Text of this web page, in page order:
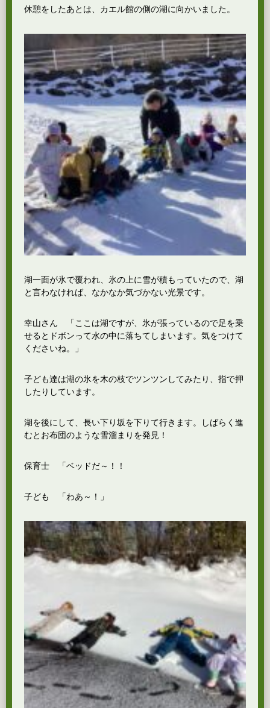
休憩をしたあとは、カエル館の側の湖に向かいました。
湖一面が氷で覆われ、氷の上に雪が積もっていたので、湖
と言わなければ、なかなか気づかない光景です。
幸山さん 「ここは湖ですが、氷が張っているので足を乗
せるとドボンって水の中に落ちてしまいます。気をつけて
くださいね。」
子ども達は湖の氷を木の枝でツンツンしてみたり、指で押
したりしています。
湖を後にして、長い下り坂を下りて行きます。しばらく進
むとお布団のような雪溜まりを発見！
保育士 「ベッドだ～！！
子ども 「わあ～！」